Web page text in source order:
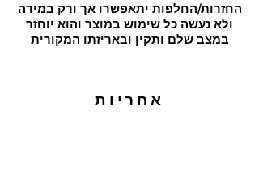
החזרות/החלפות יתאפשרו אך ורק במידה
ולא נעשה כל שימוש במוצר והוא יוחזר
במצב שלם ותקין ובאריזתו המקורית
אחריות